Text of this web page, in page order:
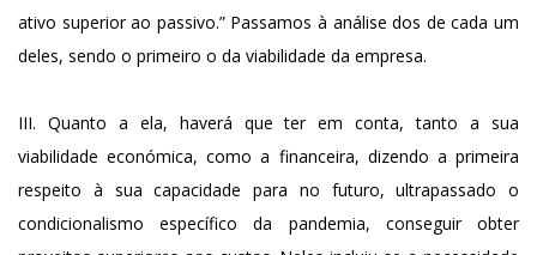
ativo superior ao passivo.” Passamos à análise dos de cada um
deles, sendo o primeiro o da viabilidade da empresa.
III. Quanto a ela, haverá que ter em conta, tanto a sua
viabilidade económica, como a financeira, dizendo a primeira
respeito à sua capacidade para no futuro, ultrapassado o
condicionalismo específico da pandemia, conseguir obter